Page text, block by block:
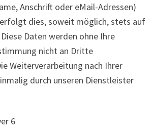
Anschrift oder eMail-Adressen)
dies, soweit möglich, stets auf
Daten werden ohne Ihre
nicht an Dritte
Weiterverarbeitung nach Ihrer
durch unseren Dienstleister
6